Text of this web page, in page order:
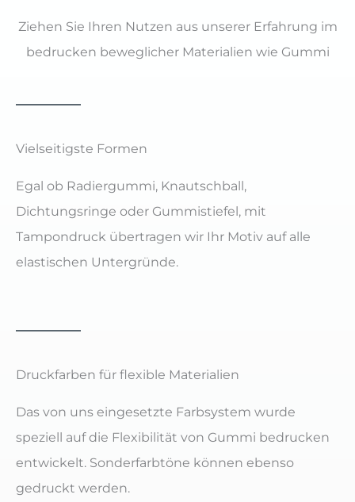
Ziehen Sie Ihren Nutzen aus unserer Erfahrung im
bedrucken beweglicher Materialien wie Gummi
Vielseitigste Formen
Egal ob Radiergummi, Knautschball,
Dichtungsringe oder Gummistiefel, mit
Tampondruck übertragen wir Ihr Motiv auf alle
elastischen Untergründe.
Druckfarben für flexible Materialien
Das von uns eingesetzte Farbsystem wurde
speziell auf die Flexibilität von Gummi bedrucken
entwickelt. Sonderfarbtöne können ebenso
gedruckt werden.